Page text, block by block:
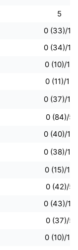
5
0 (33)/10
0 (34)/10
0 (10)/10
0 (11)/15
0 (37)/10
0 (84)/5
0 (40)/10
0 (38)/10
0 (15)/10
0 (42)/5
0 (43)/10
0 (37)/5
0 (10)/10